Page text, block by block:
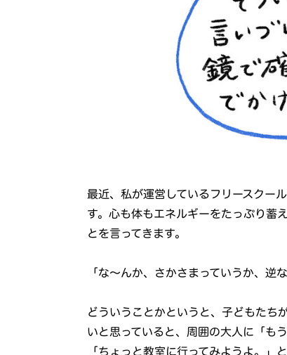
最近、私が運営しているフリースクー
す。心も体もエネルギーをたっぷり蓄
とを言ってきます。
「な～んか、さかさまっていうか、逆
どういうことかというと、子どもたち
いと思っていると、周囲の大人に「も
「ちょっと教室に行ってみようよ。」